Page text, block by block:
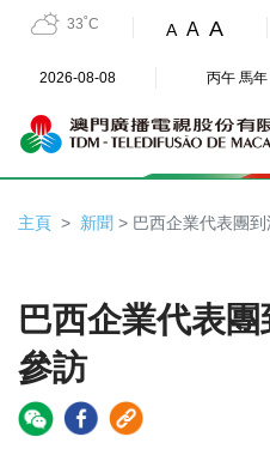
33˚C A A A
2026-08-08 丙午 馬
主頁 新聞 > 巴西企業代表團
巴西企業代表
參訪